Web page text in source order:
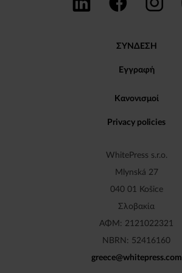
ΣΥΝΔΕΣΗ
Εγγραφή
WhitePress s.r.o.
Mlynská 27
040 01 Košice
Σλοβακία
ΑΦΜ: 2121022321
NBRN: 52416160
greece@whitepress.com
Κανονισμοί
Privacy policies